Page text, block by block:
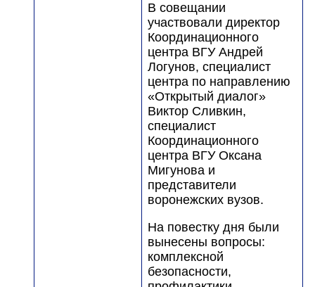
В совещании
участвовали директор
Координационного
центра ВГУ Андрей
Логунов, специалист
центра по направлению
«Открытый диалог»
Виктор Сливкин,
специалист
Координационного
центра ВГУ Оксана
Мигунова и
представители
воронежских вузов.
На повестку дня были
вынесены вопросы:
комплексной
безопасности,